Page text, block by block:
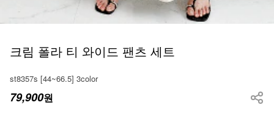
크림 폴라 티 와이드 팬츠 세트
st8357s [44~66.5] 3color
79,900원